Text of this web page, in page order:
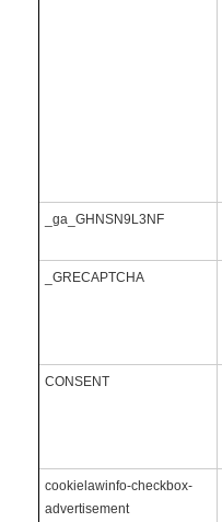
_ga_GHNSN9L3NF
_GRECAPTCHA
CONSENT
cookielawinfo-checkbox-
advertisement